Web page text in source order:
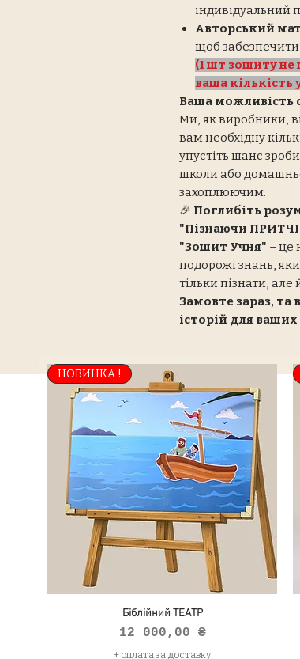
індивідуальний
Авторський
щоб забезпечити
(1 шт зошиту не
ваша кількість
Ваша можливість
Ми, як виробники,
вам необхідну
упустіть шанс
школи або
захоплюючим.
🎉 Поглибіть
"Пізнаючи ПРИТЧІ
"Зошит Учня" – це
подорожі знань,
тільки пізнати,
Замовте зараз, та
історій для ваших
НОВИНКА !
Біблійний ТЕАТР
Ціна
12 000,00 ₴
+ оплата за доставку